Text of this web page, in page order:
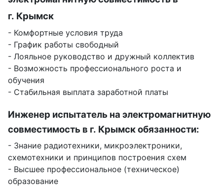
г. Крымск
- Комфортные условия труда
- График работы свободный
- Лояльное руководство и дружный коллектив
- Возможность профессионального роста и
обучения
- Стабильная выплата заработной платы
Инженер испытатель на электромагнитную
совместимость в г. Крымск обязанности:
- Знание радиотехники, микроэлектроники,
схемотехники и принципов построения схем
- Высшее профессиональное (техническое)
образование